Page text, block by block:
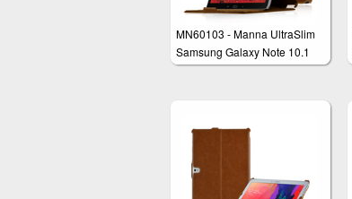
MN60103 - Manna UltraSlim
Samsung Galaxy Note 10.1
Edition 2014 und Galaxy